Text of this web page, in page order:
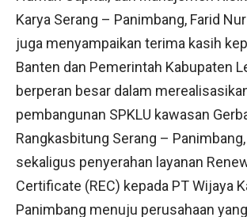
Karya Serang – Panimbang, Farid
juga menyampaikan terima kasih
Banten dan Pemerintah Kabupaten
berperan besar dalam
pembangunan SPKLU kawasan
Rangkasbitung Serang –
sekaligus penyerahan layanan
Certificate (REC) kepada PT Wijaya
Panimbang menuju perusahaan